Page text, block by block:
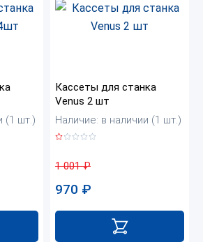
(1 шт.)
Кассеты для станка
Venus 2 шт
Наличие: в наличии (1 шт.)
1 001₽
970 ₽